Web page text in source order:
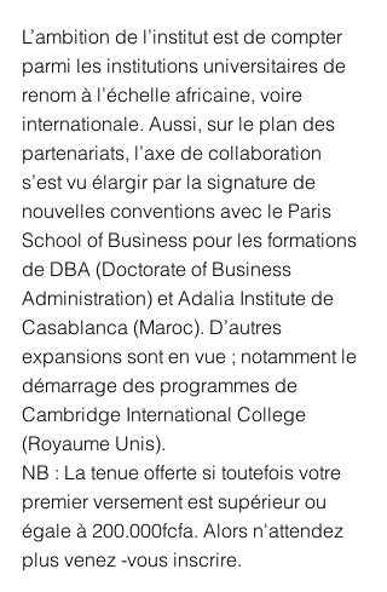
L’ambition de l’institut est de compter
parmi les institutions universitaires de
renom à l’échelle africaine, voire
internationale. Aussi, sur le plan des
partenariats, l’axe de collaboration
s’est vu élargir par la signature de
nouvelles conventions avec le Paris
School of Business pour les formations
de DBA (Doctorate of Business
Administration) et Adalia Institute de
Casablanca (Maroc). D’autres
expansions sont en vue ; notamment le
démarrage des programmes de
Cambridge International College
(Royaume Unis).
NB : La tenue offerte si toutefois votre
premier versement est supérieur ou
égale à 200.000fcfa. Alors n'attendez
plus venez -vous inscrire.